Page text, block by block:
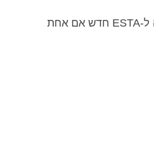
יהיה עליך להגיש בקשה ל-ESTA חדש אם אחת